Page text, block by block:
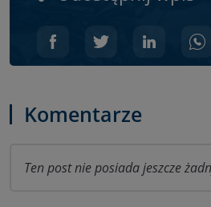
Komentarze
Ten post nie posiada jeszcze